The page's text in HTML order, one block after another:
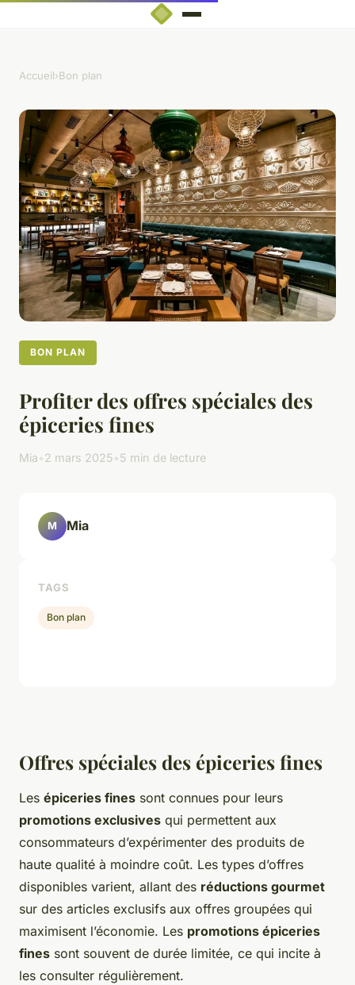
Accueil›Bon plan
BON PLAN
Profiter des offres spéciales des
épiceries fines
Mia•2 mars 2025•5 min de lecture
Offres spéciales des épiceries fines
Les épiceries fines sont connues pour leurs
promotions exclusives qui permettent aux
consommateurs d’expérimenter des produits de
haute qualité à moindre coût. Les types d’offres
disponibles varient, allant des réductions gourmet
sur des articles exclusifs aux offres groupées qui
maximisent l’économie. Les promotions épiceries
fines sont souvent de durée limitée, ce qui incite à
les consulter régulièrement.
M Mia
TAGS
Bon plan